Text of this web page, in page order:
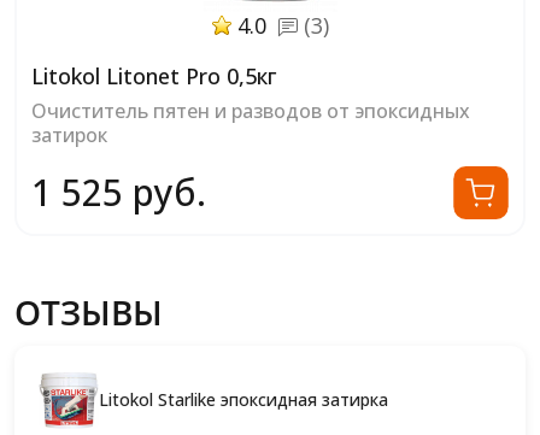
4.0
(3)
Litokol Litonet Pro 0,5кг
Очиститель пятен и разводов от эпоксидных
затирок
1 525 руб.
ОТЗЫВЫ
Litokol Starlike эпоксидная затирка